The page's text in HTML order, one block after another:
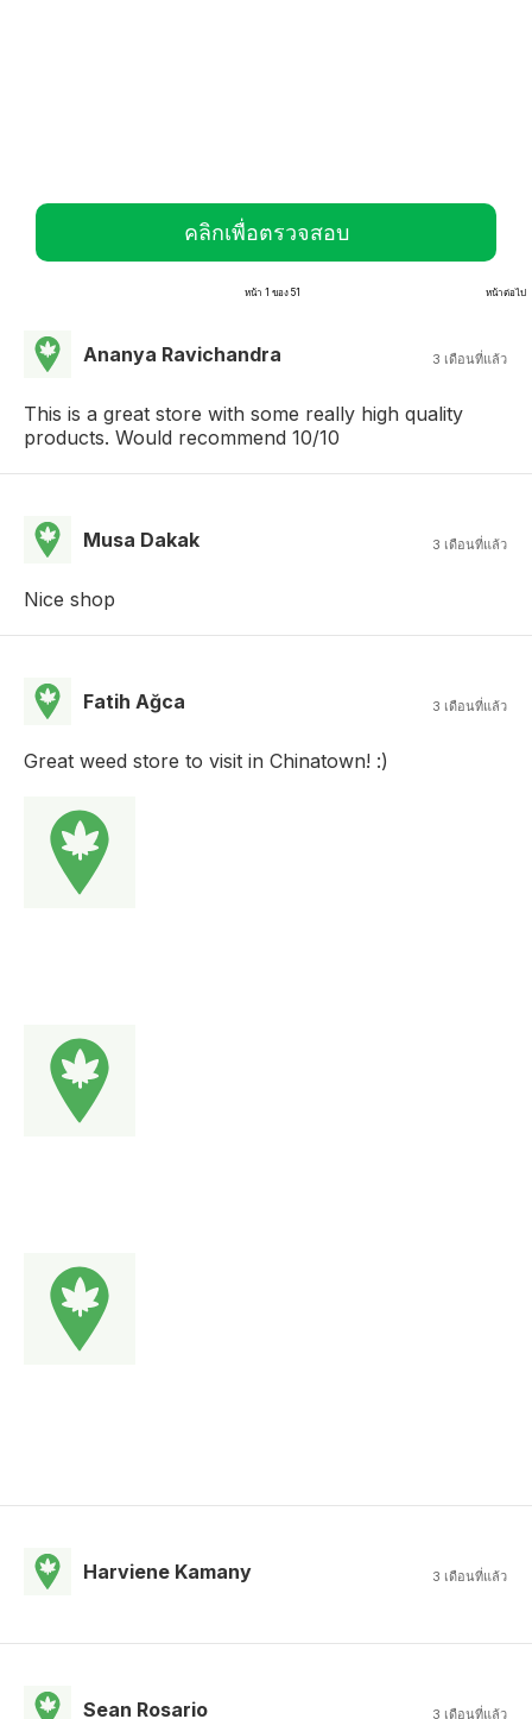
คลิกเพื่อตรวจสอบ
หน้า 1 ของ 51 หน้าต่อไป
Ananya Ravichandra 3 เดือนที่แล้ว
This is a great store with some really high quality
products. Would recommend 10/10
Musa Dakak 3 เดือนที่แล้ว
Nice shop
Fatih Ağca 3 เดือนที่แล้ว
Great weed store to visit in Chinatown! :)
Harviene Kamany 3 เดือนที่แล้ว
Sean Rosario 3 เดือนที่แล้ว